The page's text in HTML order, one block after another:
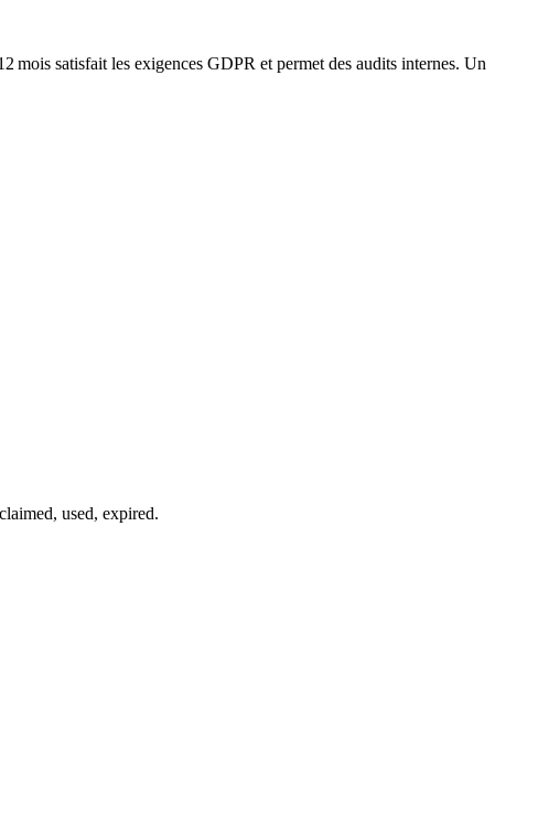
mois satisfait les exigences GDPR et permet des audits internes. Un
claimed, used, expired.